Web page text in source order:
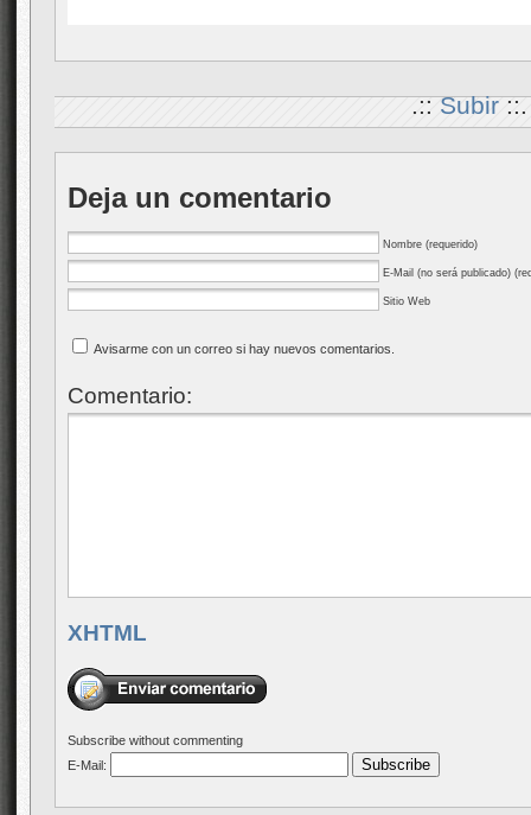
.::Subir::.
Deja un comentario
Nombre (requerido)
E-Mail (no será publicado)
Sitio Web
Avisarme con un correo si hay nuevos comentarios.
Comentario:
XHTML
Subscribe without commenting
E-Mail: